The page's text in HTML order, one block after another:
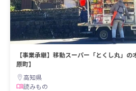
【事業承継】移動スーパー「とくし丸」
原町】
高知県
読みもの